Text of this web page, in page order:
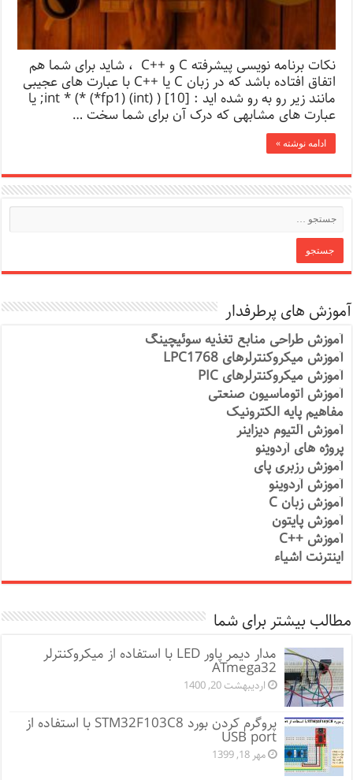
نکات برنامه نویسی پیشرفته C و ++C ، شاید برای شما هم
اتفاق افتاده باشد که در زبان C یا ++C با عبارت های عجیبی
مانند زیر رو به رو شده اید : int * (* (*fp1) (int) ) [10]; یا
عبارت های مشابهی که درک آن برای شما سخت …
ادامه نوشته »
آموزش های پرطرفدار
آموزش طراحی منابع تغذیه سوئیچینگ
آموزش میکروکنترلرهای LPC1768
آموزش میکروکنترلرهای PIC
آموزش اتوماسیون صنعتی
مفاهیم پایه الکترونیک
آموزش آلتیوم دیزاینر
پروژه های آردوینو
آموزش رزبری پای
آموزش آردوینو
آموزش زبان C
آموزش پایتون
آموزش ++C
اینترنت اشیاء
مطالب بیشتر برای شما
مدار دیمر پاور LED با استفاده از میکروکنترلر
ATmega32
اردیبهشت 20, 1400
پروگرم کردن بورد STM32F103C8 با استفاده از
USB port
مهر 18, 1399